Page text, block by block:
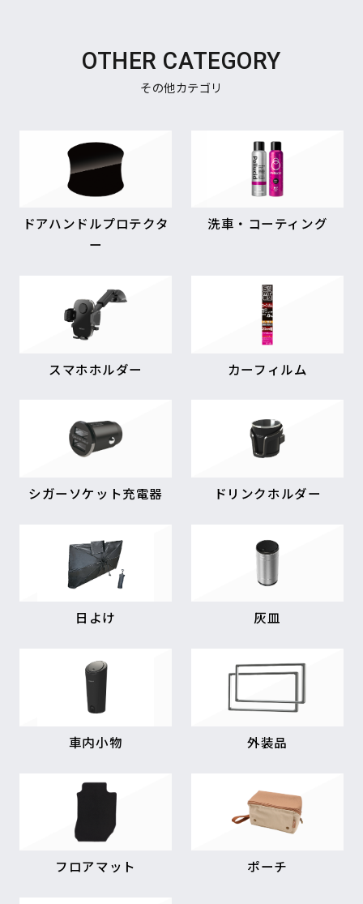
OTHER CATEGORY
その他カテゴリ
ドアハンドルプロテクタ
ー
洗車・コーティング
スマホホルダー カーフィルム
シガーソケット充電器 ドリンクホルダー
日よけ 灰皿
車内小物 外装品
フロアマット ポーチ